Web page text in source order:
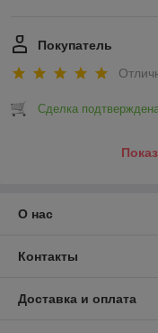
Покупатель
Сделка
О нас
Контакты
Доставка и оплата